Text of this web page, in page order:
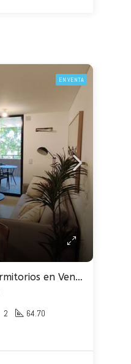
EN VENTA
Departamento 2 Dormitorios en Venta – Dorrego 100
2 64.70